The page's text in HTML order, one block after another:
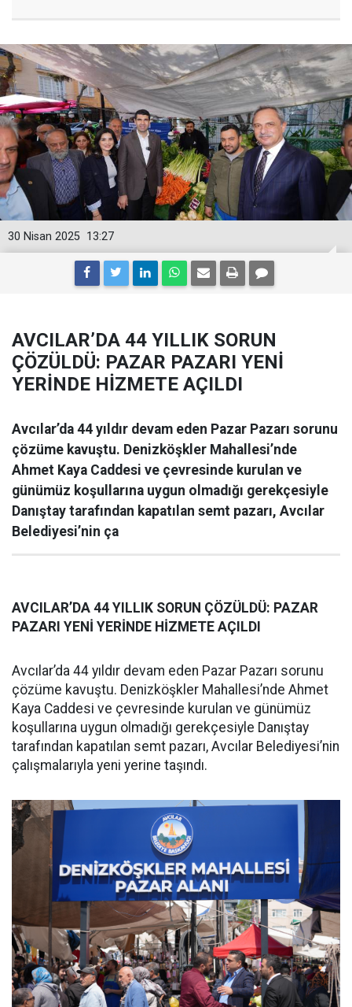
13:27
30 Nisan 2025
AVCILAR’DA 44 YILLIK SORUN
ÇÖZÜLDÜ: PAZAR PAZARI YENİ
YERİNDE HİZMETE AÇILDI
Avcılar’da 44 yıldır devam eden Pazar Pazarı sorunu
çözüme kavuştu. Denizköşkler Mahallesi’nde
Ahmet Kaya Caddesi ve çevresinde kurulan ve
günümüz koşullarına uygun olmadığı gerekçesiyle
Danıştay tarafından kapatılan semt pazarı, Avcılar
Belediyesi’nin ça
AVCILAR’DA 44 YILLIK SORUN ÇÖZÜLDÜ: PAZAR
PAZARI YENİ YERİNDE HİZMETE AÇILDI
Avcılar’da 44 yıldır devam eden Pazar Pazarı sorunu
çözüme kavuştu. Denizköşkler Mahallesi’nde Ahmet
Kaya Caddesi ve çevresinde kurulan ve günümüz
koşullarına uygun olmadığı gerekçesiyle Danıştay
tarafından kapatılan semt pazarı, Avcılar Belediyesi’nin
çalışmalarıyla yeni yerine taşındı.